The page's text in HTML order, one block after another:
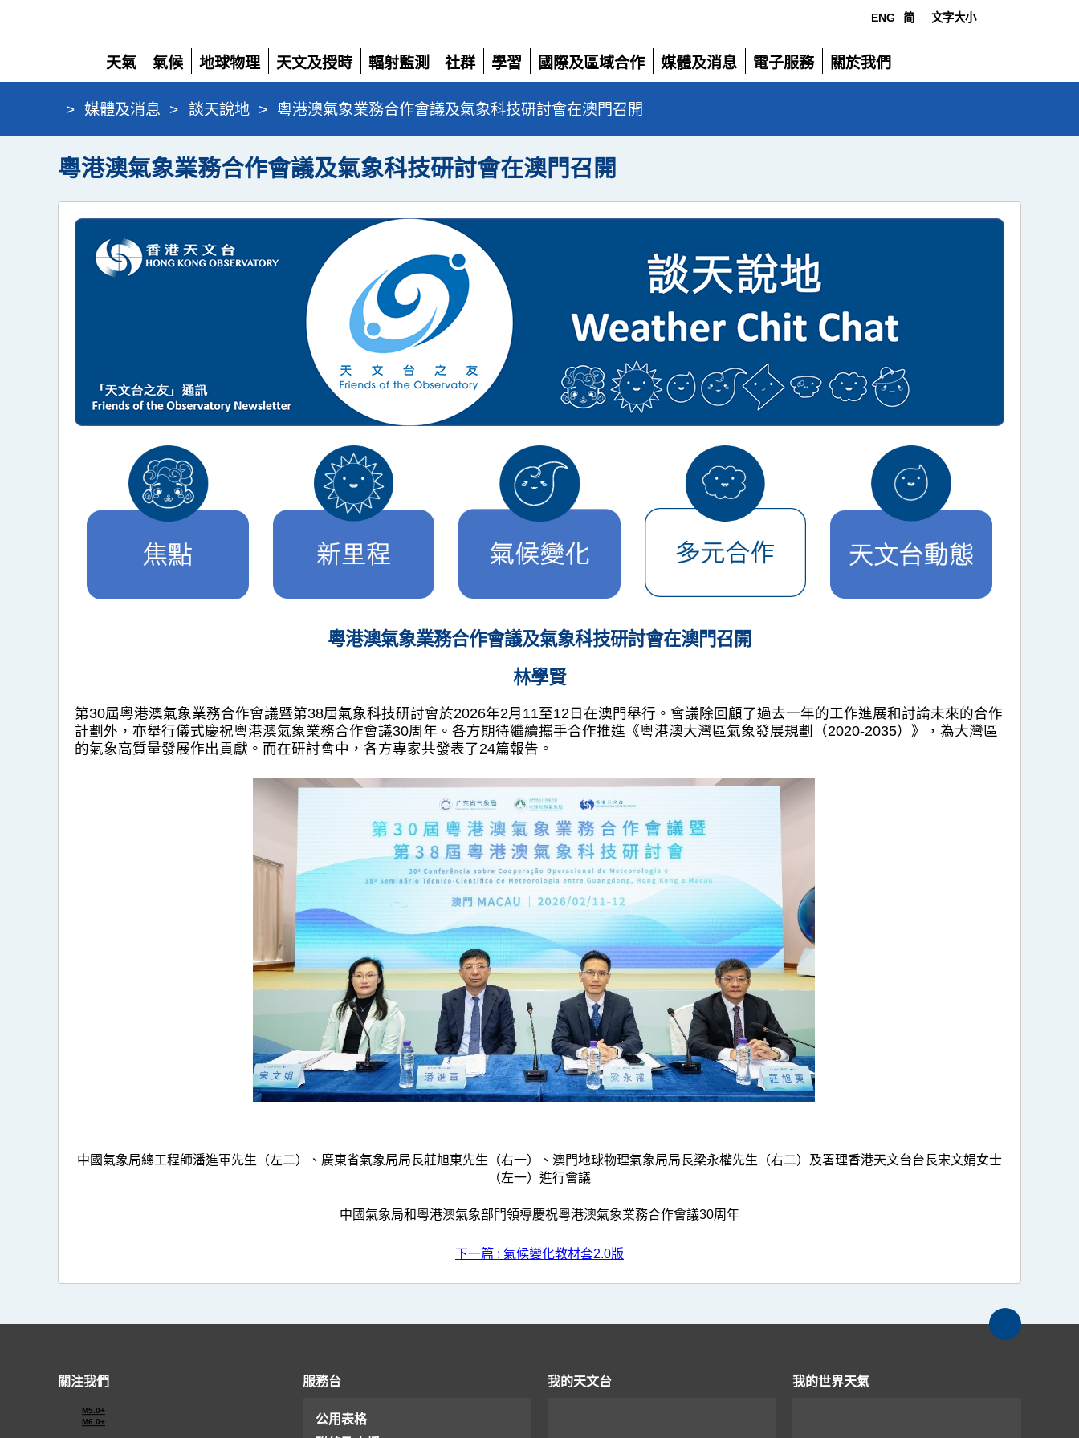
ENG 简 文字大小
天氣
展
開
氣候
展
開
地球物理
展
開
天文及授時
展
開
輻射監測
展
開
社群
展
開
學習
展
開
國際及區域合作
展
開
媒體及消息
展
電子服務
展
關於我們
展
> 媒體及消息 > 談天說地 > 粵港澳氣象業務合作會議及氣象科技研討會在澳門召開
粵港澳氣象業務合作會議及氣象科技研討會在澳門召開
粵港澳氣象業務合作會議及氣象科技研討會在澳門召開
林學賢
第30屆粵港澳氣象業務合作會議暨第38屆氣象科技研討會於2026年2月11至12日在澳門舉行。會議除回顧了過去一年的工作進展和討論未來的合作
計劃外，亦舉行儀式慶祝粵港澳氣象業務合作會議30周年。各方期待繼續攜手合作推進《粵港澳大灣區氣象發展規劃（2020-2035）》，為大灣區
的氣象高質量發展作出貢獻。而在研討會中，各方專家共發表了24篇報告。
中國氣象局總工程師潘進軍先生（左二）、廣東省氣象局局長莊旭東先生（右一）、澳門地球物理氣象局局長梁永權先生（右二）及署理香港天文台台長宋文娟女士
（左一）進行會議
中國氣象局和粵港澳氣象部門領導慶祝粵港澳氣象業務合作會議30周年
下一篇 : 氣候變化教材套2.0版
關注我們
M5.0+
M6.0+
服務台
公用表格
我的天文台 我的世界天氣